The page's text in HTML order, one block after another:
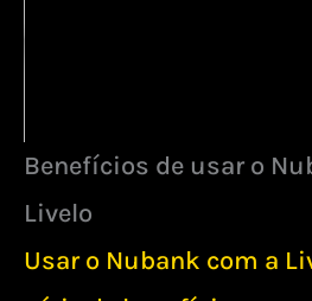
Benefícios de usar o
Livelo
Usar o Nubank com a